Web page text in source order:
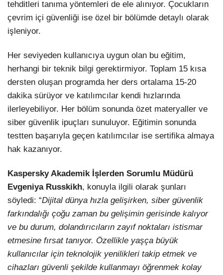
tehditleri tanıma yöntemleri de ele alınıyor. Çocukların
çevrim içi güvenliği ise özel bir bölümde detaylı olarak
işleniyor.
Her seviyeden kullanıcıya uygun olan bu eğitim,
herhangi bir teknik bilgi gerektirmiyor. Toplam 15 kısa
dersten oluşan programda her ders ortalama 15-20
dakika sürüyor ve katılımcılar kendi hızlarında
ilerleyebiliyor. Her bölüm sonunda özet materyaller ve
siber güvenlik ipuçları sunuluyor. Eğitimin sonunda
testten başarıyla geçen katılımcılar ise sertifika almaya
hak kazanıyor.
Kaspersky Akademik İşlerden Sorumlu Müdürü
Evgeniya Russkikh, konuyla ilgili olarak şunları
söyledi: “Dijital dünya hızla gelişirken, siber güvenlik
farkındalığı çoğu zaman bu gelişimin gerisinde kalıyor
ve bu durum, dolandırıcıların zayıf noktaları istismar
etmesine fırsat tanıyor. Özellikle yaşça büyük
kullanıcılar için teknolojik yenilikleri takip etmek ve
cihazları güvenli şekilde kullanmayı öğrenmek kolay